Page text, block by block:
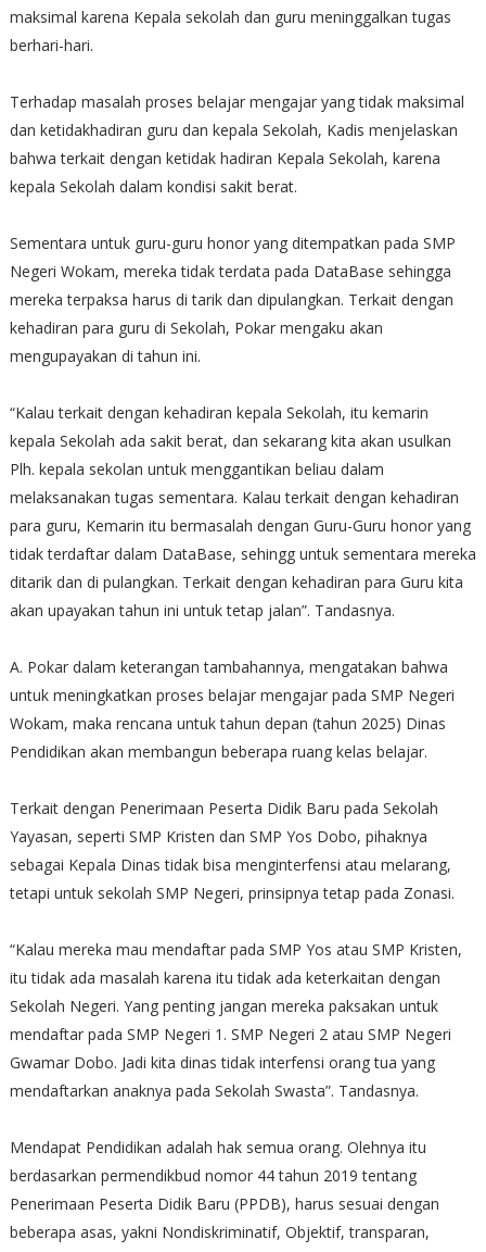
maksimal karena Kepala sekolah dan guru meninggalkan tugas
berhari-hari.
Terhadap masalah proses belajar mengajar yang tidak maksimal
dan ketidakhadiran guru dan kepala Sekolah, Kadis menjelaskan
bahwa terkait dengan ketidak hadiran Kepala Sekolah, karena
kepala Sekolah dalam kondisi sakit berat.
Sementara untuk guru-guru honor yang ditempatkan pada SMP
Negeri Wokam, mereka tidak terdata pada DataBase sehingga
mereka terpaksa harus di tarik dan dipulangkan. Terkait dengan
kehadiran para guru di Sekolah, Pokar mengaku akan
mengupayakan di tahun ini.
“Kalau terkait dengan kehadiran kepala Sekolah, itu kemarin
kepala Sekolah ada sakit berat, dan sekarang kita akan usulkan
Plh. kepala sekolan untuk menggantikan beliau dalam
melaksanakan tugas sementara. Kalau terkait dengan kehadiran
para guru, Kemarin itu bermasalah dengan Guru-Guru honor yang
tidak terdaftar dalam DataBase, sehingg untuk sementara mereka
ditarik dan di pulangkan. Terkait dengan kehadiran para Guru kita
akan upayakan tahun ini untuk tetap jalan”. Tandasnya.
A. Pokar dalam keterangan tambahannya, mengatakan bahwa
untuk meningkatkan proses belajar mengajar pada SMP Negeri
Wokam, maka rencana untuk tahun depan (tahun 2025) Dinas
Pendidikan akan membangun beberapa ruang kelas belajar.
Terkait dengan Penerimaan Peserta Didik Baru pada Sekolah
Yayasan, seperti SMP Kristen dan SMP Yos Dobo, pihaknya
sebagai Kepala Dinas tidak bisa menginterfensi atau melarang,
tetapi untuk sekolah SMP Negeri, prinsipnya tetap pada Zonasi.
“Kalau mereka mau mendaftar pada SMP Yos atau SMP Kristen,
itu tidak ada masalah karena itu tidak ada keterkaitan dengan
Sekolah Negeri. Yang penting jangan mereka paksakan untuk
mendaftar pada SMP Negeri 1. SMP Negeri 2 atau SMP Negeri
Gwamar Dobo. Jadi kita dinas tidak interfensi orang tua yang
mendaftarkan anaknya pada Sekolah Swasta”. Tandasnya.
Mendapat Pendidikan adalah hak semua orang. Olehnya itu
berdasarkan permendikbud nomor 44 tahun 2019 tentang
Penerimaan Peserta Didik Baru (PPDB), harus sesuai dengan
beberapa asas, yakni Nondiskriminatif, Objektif, transparan,